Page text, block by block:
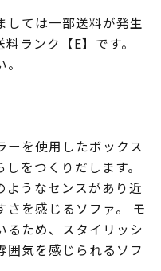
ては一部送料が発生
ランク【E】です。
を使用したボックス
をつくりだします。
ようなセンスがあり近
を感じるソファ。 モ
るため、スタイリッシ
囲気を感じられるソフ